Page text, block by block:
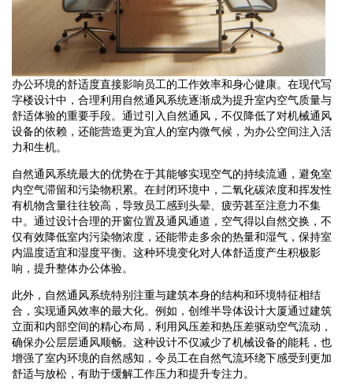
办公环境的舒适度直接影响员工的工作效率和身心健康。在现代写
字楼设计中，合理利用自然通风系统逐渐成为提升室内空气质量与
舒适体验的重要手段。通过引入自然通风，不仅降低了对机械通风
设备的依赖，还能营造更为宜人的室内微气候，为办公空间注入活
力和生机。
自然通风系统最大的优势在于其能够实现空气的持续流通，避免室
内空气滞留和污染物积累。在封闭环境中，二氧化碳浓度和挥发性
有机物含量往往较高，导致员工感到头晕、疲劳甚至注意力不集
中。通过设计合理的开窗位置及通风通道，空气得以自然交换，不
仅有效降低室内污染物浓度，还能带走多余的热量和湿气，保持室
内温度适宜和湿度平衡。这种环境变化对人体舒适度产生积极影
响，提升整体办公体验。
此外，自然通风系统特别注重与建筑本身的结构和环境特征相结
合，实现通风效率的最大化。例如，创维半导体设计大厦通过建筑
立面和内部空间的精心布局，利用风压差和热压差驱动空气流动，
确保办公层层通风顺畅。这种设计不仅减少了机械设备的能耗，也
增强了室内环境的自然感知，令员工在自然气流环绕下感受到更加
舒适与放松，有助于缓解工作压力和提升专注力。